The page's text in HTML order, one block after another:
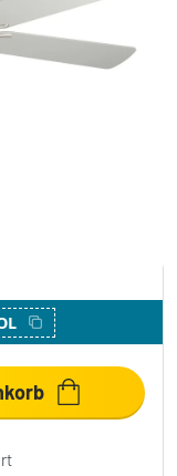
Nickel-